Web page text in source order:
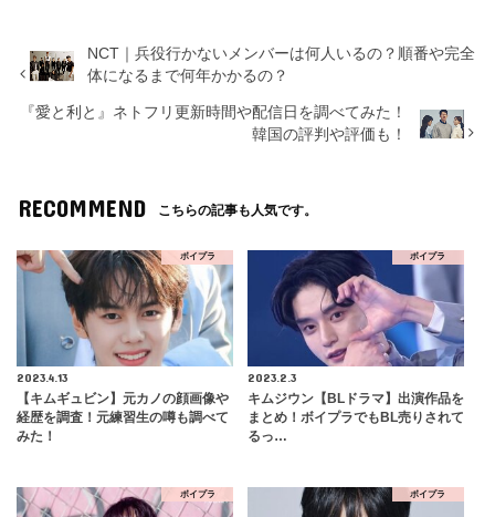
NCT｜兵役行かないメンバーは何人いるの？順番や完全
体になるまで何年かかるの？
『愛と利と』ネトフリ更新時間や配信日を調べてみた！
韓国の評判や評価も！
RECOMMEND こちらの記事も人気です。
ボイプラ
2023.4.13
【キムギュビン】元カノの顔画像や
経歴を調査！元練習生の噂も調べて
みた！
ボイプラ
2023.2.3
キムジウン【BLドラマ】出演作品を
まとめ！ボイプラでもBL売りされて
るっ…
ボイプラ ボイプラ